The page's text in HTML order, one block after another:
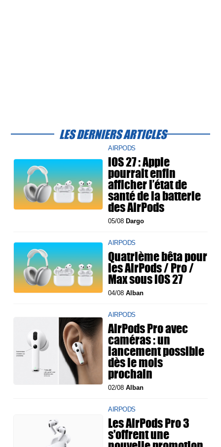
LES DERNIERS ARTICLES
AIRPODS
iOS 27 : Apple
pourrait enfin
afficher l’état de
santé de la batterie
des AirPods
05/08Dargo
AIRPODS
Quatrième bêta pour
les AirPods / Pro /
Max sous iOS 27
04/08Alban
AIRPODS
AirPods Pro avec
caméras : un
lancement possible
dès le mois
prochain
02/08Alban
AIRPODS
Les AirPods Pro 3
s'offrent une